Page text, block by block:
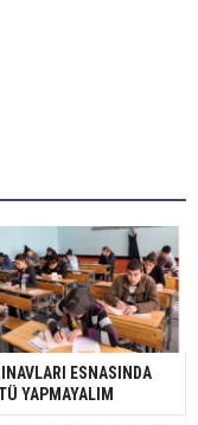
ESNASINDA
YAPMAYALIM